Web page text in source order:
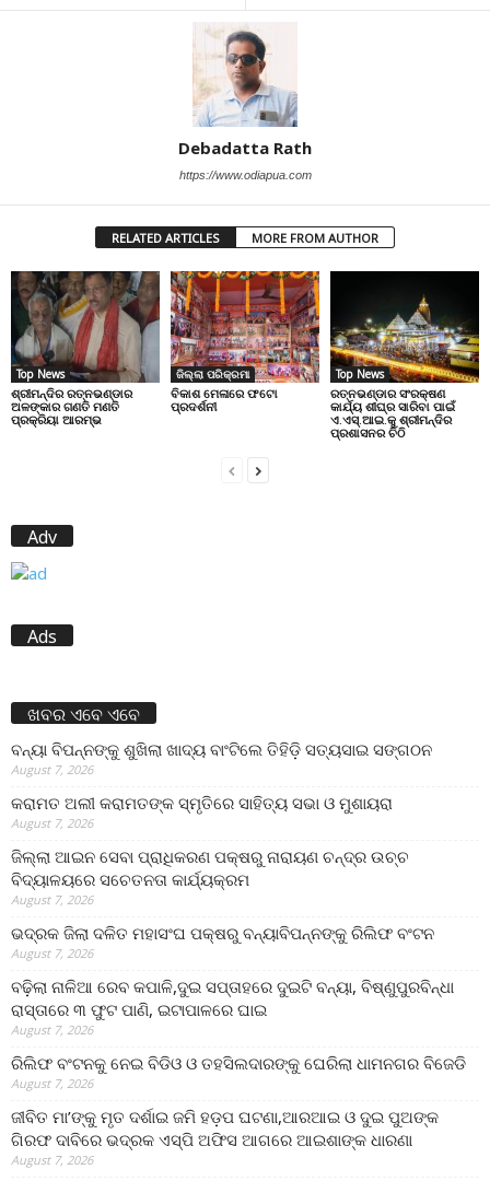
Debadatta Rath
https://www.odiapua.com
RELATED ARTICLES MORE FROM AUTHOR
Top News
ଶ୍ରୀମନ୍ଦିର ରତ୍ନଭଣ୍ଡାର
ଅଳଙ୍କାର ଗଣତି ମଣତି
ପ୍ରକ୍ରିୟା ଆରମ୍ଭ
ଜିଲ୍ଲା ପରିକ୍ରମା
ବିକାଶ ମେଳାରେ ଫଟୋ
ପ୍ରଦର୍ଶନୀ
Top News
ରତ୍ନଭଣ୍ଡାର ସଂରକ୍ଷଣ
କାର୍ଯ୍ୟ ଶୀଘ୍ର ସାରିବା ପାଇଁ
ଏ.ଏସ୍.ଆଇ.କୁ ଶ୍ରୀମନ୍ଦିର
ପ୍ରଶାସନର ଚିଠି
Adv
Ads
ଖବର ଏବେ ଏବେ
ବନ୍ୟା ବିପନ୍ନଙ୍କୁ ଶୁଖିଲା ଖାଦ୍ୟ ବାଂଟିଲେ ତିହିଡି଼ ସତ୍ୟସାଇ ସଙ୍ଗଠନ
August 7, 2026
କରାମତ ଅଲୀ କରାମତଙ୍କ ସ୍ମୃତିରେ ସାହିତ୍ୟ ସଭା ଓ ମୁଶାୟରା
August 7, 2026
ଜିଲ୍ଲା ଆଇନ ସେବା ପ୍ରାଧିକରଣ ପକ୍ଷରୁ ନାରାୟଣ ଚନ୍ଦ୍ର ଉଚ୍ଚ
ବିଦ୍ୟାଳୟରେ ସଚେତନତା କାର୍ଯ୍ୟକ୍ରମ
August 7, 2026
ଭଦ୍ରକ ଜିଲା ଦଳିତ ମହାସଂଘ ପକ୍ଷରୁ ବନ୍ୟାବିପନ୍ନଙ୍କୁ ରିଲିଫ ବଂଟନ
August 7, 2026
ବଢ଼ିଲା ନାଳିଆ ରେବ କପାଳି,ଦୁଇ ସପ୍ତାହରେ ଦୁଇଟି ବନ୍ୟା, ବିଷ୍ଣୁପୁରବିନ୍ଧା
ରାସ୍ତାରେ ୩ ଫୁଟ ପାଣି, ଇଟାପାଳରେ ଘାଇ
August 7, 2026
ରିଲିଫ ବଂଟନକୁ ନେଇ ବିଡିଓ ଓ ତହସିଲଦାରଙ୍କୁ ଘେରିଲା ଧାମନଗର ବିଜେଡି
August 7, 2026
ଜୀବିତ ମା’ଙ୍କୁ ମୃତ ଦର୍ଶାଇ ଜମି ହଡ଼ପ ଘଟଣା,ଆରଆଇ ଓ ଦୁଇ ପୁଅଙ୍କ
ଗିରଫ ଦାବିରେ ଭଦ୍ରକ ଏସ୍‌ପି ଅଫିସ ଆଗରେ ଆଇଶାଙ୍କ ଧାରଣା
August 7, 2026